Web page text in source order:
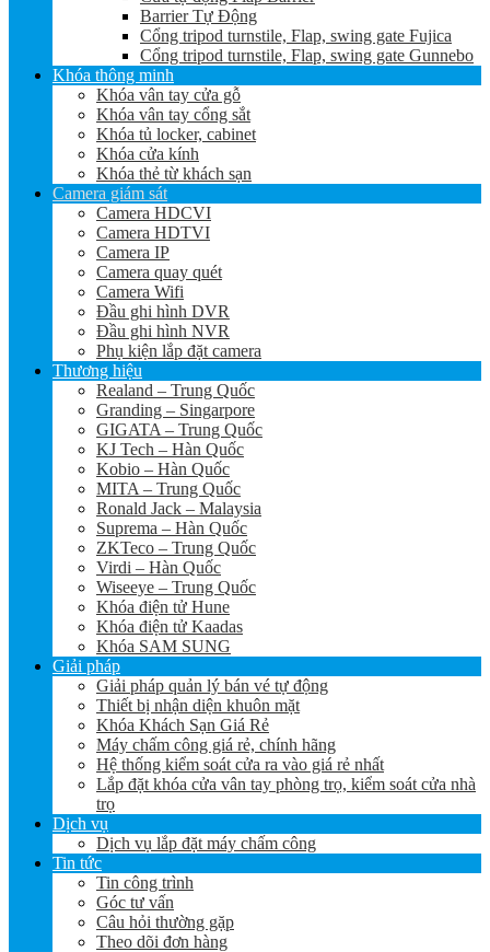
Barrier Tự Động
Cổng tripod turnstile, Flap, swing gate Fujica
Cổng tripod turnstile, Flap, swing gate Gunnebo
Khóa thông minh
Khóa vân tay cửa gỗ
Khóa vân tay cổng sắt
Khóa tủ locker, cabinet
Khóa cửa kính
Khóa thẻ từ khách sạn
Camera giám sát
Camera HDCVI
Camera HDTVI
Camera IP
Camera quay quét
Camera Wifi
Đầu ghi hình DVR
Đầu ghi hình NVR
Phụ kiện lắp đặt camera
Thương hiệu
Realand – Trung Quốc
Granding – Singarpore
GIGATA – Trung Quốc
KJ Tech – Hàn Quốc
Kobio – Hàn Quốc
MITA – Trung Quốc
Ronald Jack – Malaysia
Suprema – Hàn Quốc
ZKTeco – Trung Quốc
Virdi – Hàn Quốc
Wiseeye – Trung Quốc
Khóa điện tử Hune
Khóa điện tử Kaadas
Khóa SAM SUNG
Giải pháp
Giải pháp quản lý bán vé tự động
Thiết bị nhận diện khuôn mặt
Khóa Khách Sạn Giá Rẻ
Máy chấm công giá rẻ, chính hãng
Hệ thống kiểm soát cửa ra vào giá rẻ nhất
Lắp đặt khóa cửa vân tay phòng trọ, kiểm soát cửa nhà
trọ
Dịch vụ
Dịch vụ lắp đặt máy chấm công
Tin tức
Tin công trình
Góc tư vấn
Câu hỏi thường gặp
Theo dõi đơn hàng